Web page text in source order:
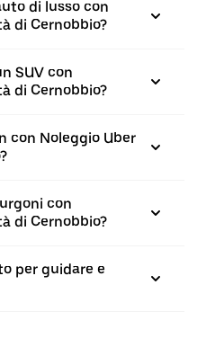
di lusso con
di Cernobbio?
SUV con
di Cernobbio?
con Noleggio Uber
con
di Cernobbio?
per guidare e